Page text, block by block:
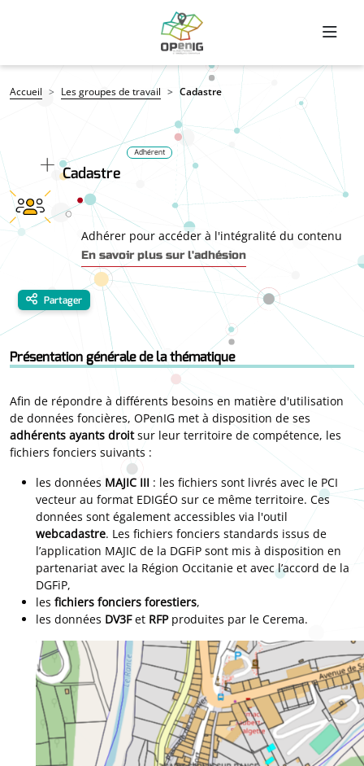
Fil d'Ariane
Accueil Les groupes de travail Cadastre
Cadastre
Adhérent
Adhérer pour accéder à l'intégralité du contenu
En savoir plus sur l'adhésion
Partager
Présentation générale de la thématique
Afin de répondre à différents besoins en matière d'utilisation
de données foncières, OPenIG met à disposition de ses
adhérents ayants droitsur leur territoire de compétence, les
fichiers fonciers suivants :
les données MAJIC III : les fichiers sont livrés avec le PCI
vecteur au format EDIGÉO sur ce même territoire. Ces
données sont également accessibles via l'outil
webcadastre. Les fichiers fonciers standards issus de
l’application MAJIC de la DGFiP sont mis à disposition en
partenariat avec la Région Occitanie et avec l’accord de la
DGFiP,
les fichiers fonciers forestiers,
les données DV3Fet RFPproduites par le Cerema.